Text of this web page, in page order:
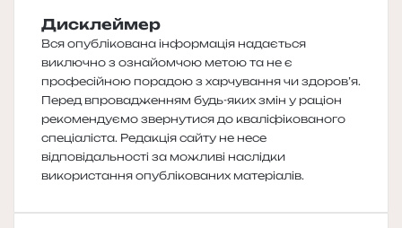
Дисклеймер
Вся опублікована інформація надається
виключно з ознайомчою метою та не є
професійною порадою з харчування чи здоров’я.
Перед впровадженням будь-яких змін у раціон
рекомендуємо звернутися до кваліфікованого
спеціаліста. Редакція сайту не несе
відповідальності за можливі наслідки
використання опублікованих матеріалів.